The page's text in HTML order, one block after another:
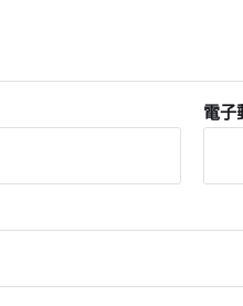
電子